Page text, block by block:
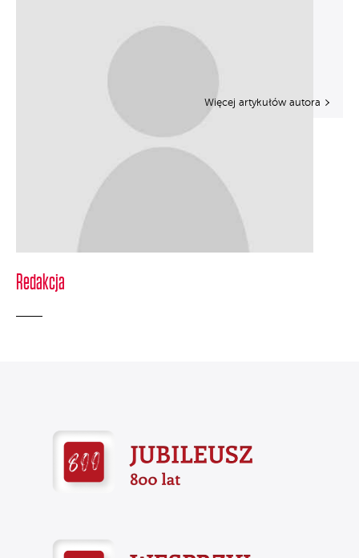
Redakcja
Więcej artykułów autora